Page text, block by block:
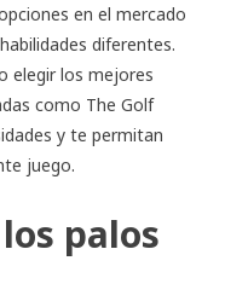
en el mercado
diferentes.
elegir los mejores
como The Golf
y te permitan
juego.
palos